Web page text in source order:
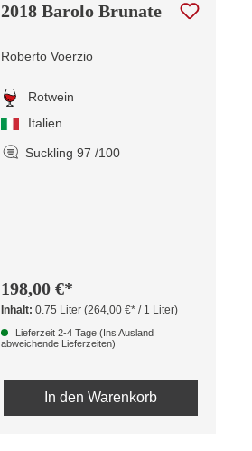
2018 Barolo Brunate
Roberto Voerzio
Rotwein
Italien
Suckling 97 /100
198,00 €*
Inhalt:0.75 Liter(264,00 €* / 1 Liter)
Lieferzeit 2-4 Tage (Ins Ausland
abweichende Lieferzeiten)
In den Warenkorb